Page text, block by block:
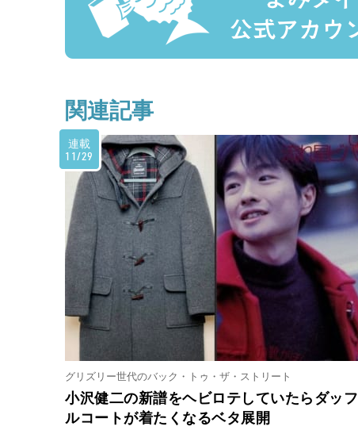
関連記事
連載
11/29
グリズリー世代のバック・トゥ・ザ・ストリート
小沢健二の新譜をヘビロテしていたらダッフ
ルコートが着たくなるベタ展開